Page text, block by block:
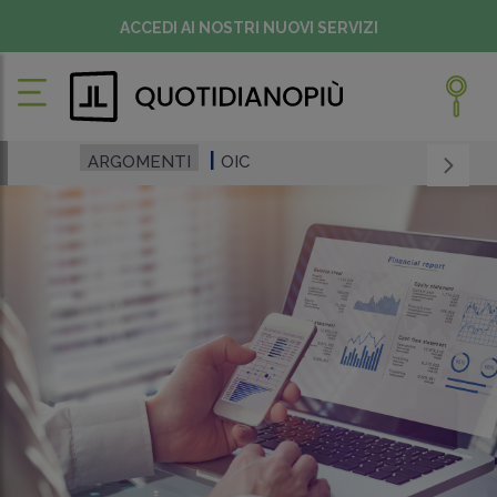
ACCEDI AI NOSTRI NUOVI SERVIZI
ARGOMENTI OIC